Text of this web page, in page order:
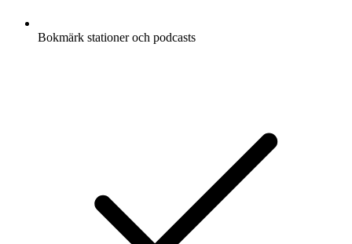
Bokmärk stationer och podcasts